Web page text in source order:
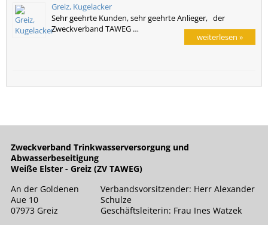
Greiz, Kugelacker
Sehr geehrte Kunden, sehr geehrte Anlieger, der
Zweckverband TAWEG …
weiterlesen »
Zweckverband Trinkwasserversorgung und
Abwasserbeseitigung
Weiße Elster - Greiz (ZV TAWEG)
An der Goldenen
Aue 10
07973 Greiz
Verbandsvorsitzender: Herr Alexander
Schulze
Geschäftsleiterin: Frau Ines Watzek